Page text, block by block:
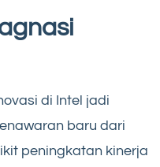
di Intel jadi
baru dari
peningkatan kinerja